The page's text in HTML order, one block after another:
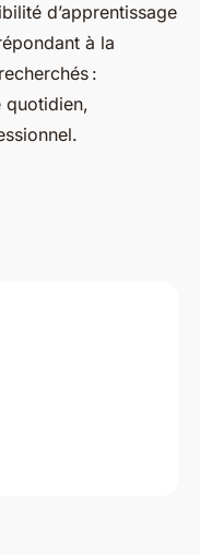
d’apprentissage
à la
:
quotidien,